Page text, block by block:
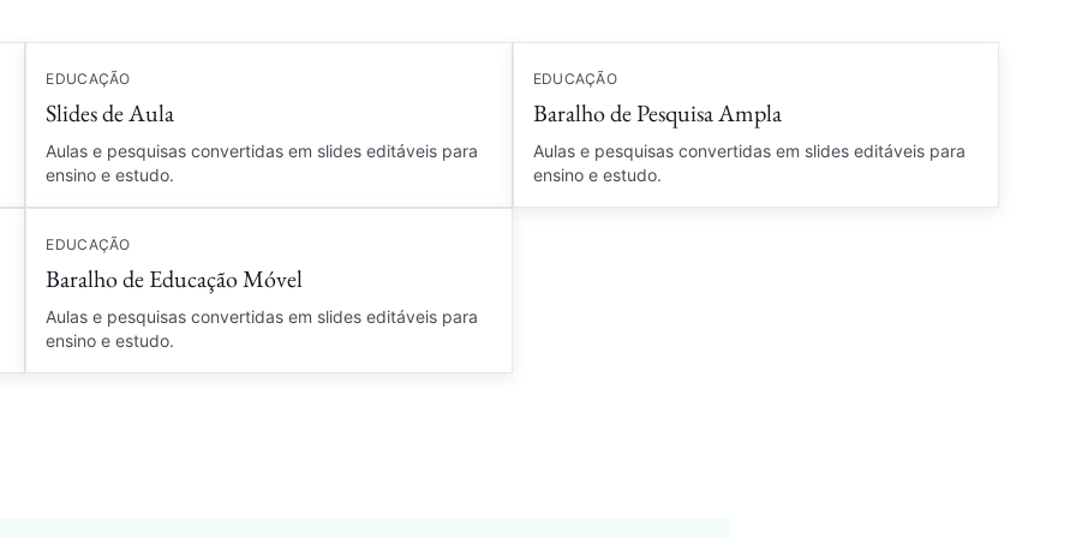
EDUCAÇÃO
Slides de Aula
Aulas e pesquisas convertidas em slides editáveis para
ensino e estudo.
EDUCAÇÃO
Baralho de Educação Móvel
Aulas e pesquisas convertidas em slides editáveis para
ensino e estudo.
EDUCAÇÃO
Baralho de Pesquisa Ampla
Aulas e pesquisas convertidas em slides editáveis para
ensino e estudo.